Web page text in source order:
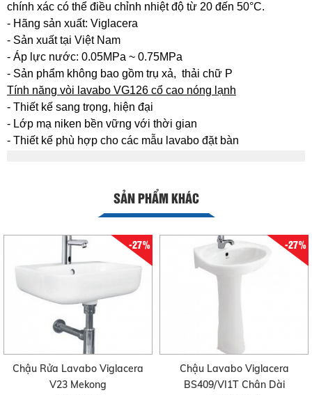
chính xác có thể điều chỉnh nhiệt độ từ 20 đến 50°C.
- Hãng sản xuất: Viglacera
- Sản xuất tại Việt Nam
- Áp lực nước: 0.05MPa ~ 0.75MPa
- Sản phẩm không bao gồm trụ xả, thải chữ P
Tính năng vòi lavabo VG126 cổ cao nóng lạnh
- Thiết kế sang trọng, hiện đại
- Lớp mạ niken bền vững với thời gian
- Thiết kế phù hợp cho các mẫu lavabo đặt bàn
SẢN PHẨM KHÁC
-27%
Chậu Rửa Lavabo Viglacera
V23 Mekong
-27%
Chậu Lavabo Viglacera
BS409/VI1T Chân Dài